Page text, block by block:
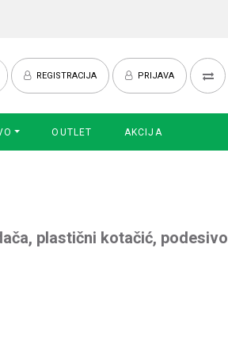
REGISTRACIJA PRIJAVA
OUTLET AKCIJA
plastični kotačić, podesivo